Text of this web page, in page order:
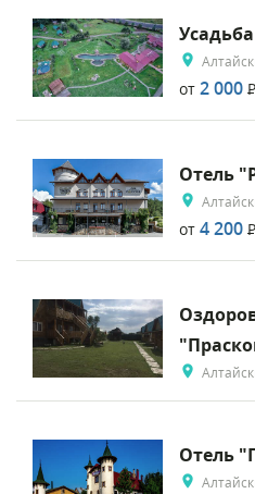
от 2 000 Р
Отель
от 4 200 Р
Отель